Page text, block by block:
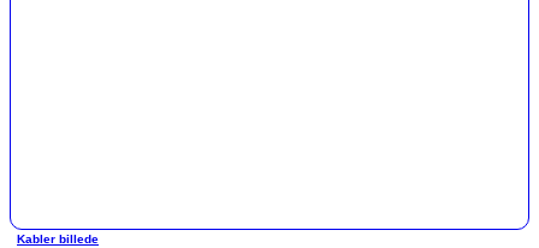
Kabler billede